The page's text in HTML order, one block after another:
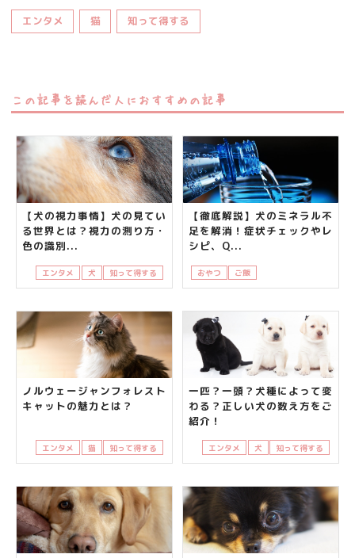
エンタメ 猫 知って得する
この記事を読んだ人におすすめの記事
【犬の視力事情】犬の見てい
る世界とは？視力の測り方・
色の識別...
エンタメ 犬 知って得する
【徹底解説】犬のミネラル不
足を解消！症状チェックやレ
シピ、Q...
おやつ ご飯
ノルウェージャンフォレスト
キャットの魅力とは？
エンタメ 猫 知って得する
一匹？一頭？犬種によって変
わる？正しい犬の数え方をご
紹介！
エンタメ 犬 知って得する